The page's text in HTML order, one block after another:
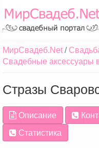
МирСвадеб.Net
Свадебные аксессуары
Стразы
Описание
Статистика